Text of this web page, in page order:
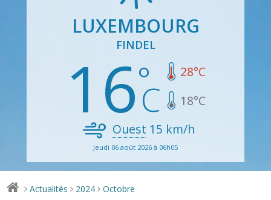
LUXEMBOURG
FINDEL
16 28°C
18°C
Ouest 15 km/h
Jeudi 06 août 2026 à 06h05
> Actualités > 2024 > Octobre